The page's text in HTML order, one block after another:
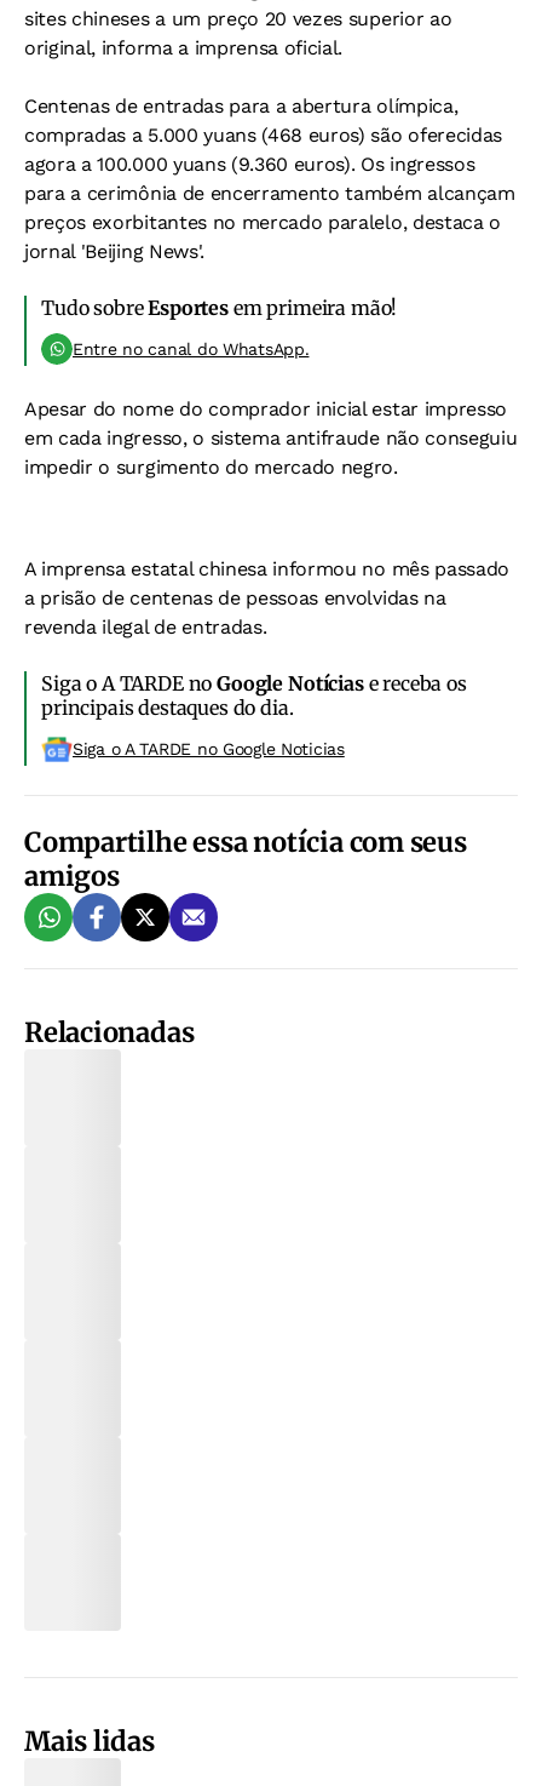
sites chineses a um preço 20 vezes superior ao
original, informa a imprensa oficial.
Centenas de entradas para a abertura olímpica,
compradas a 5.000 yuans (468 euros) são oferecidas
agora a 100.000 yuans (9.360 euros). Os ingressos
para a cerimônia de encerramento também alcançam
preços exorbitantes no mercado paralelo, destaca o
jornal 'Beijing News'.
Tudo sobreEsportesem primeira mão!
Entre no canal do WhatsApp.
Apesar do nome do comprador inicial estar impresso
em cada ingresso, o sistema antifraude não conseguiu
impedir o surgimento do mercado negro.
A imprensa estatal chinesa informou no mês passado
a prisão de centenas de pessoas envolvidas na
revenda ilegal de entradas.
Siga o A TARDE noGoogle Notíciase receba os
principais destaques do dia.
Siga o A TARDE no Google Noticias
Compartilhe essa notícia com seus
amigos
Relacionadas
Mais lidas